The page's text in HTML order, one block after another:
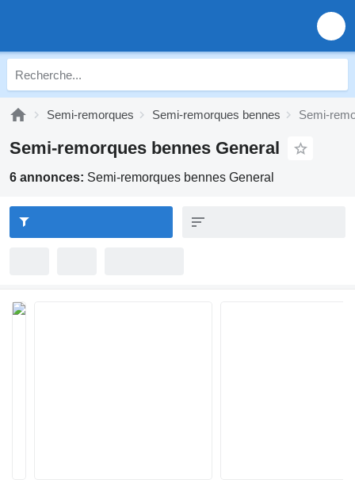
Semi-remorques Semi-remorques bennes Semi-
Semi-remorques bennes General
6 annonces: Semi-remorques bennes General